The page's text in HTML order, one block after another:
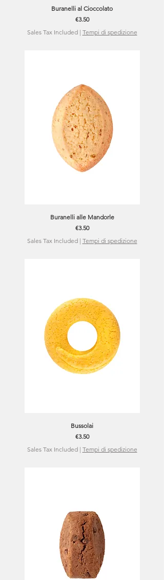
Buranelli al Cioccolato
Price
€3.50
Sales Tax Included| Tempi di spedizione
Buranelli alle Mandorle
Price
€3.50
Sales Tax Included| Tempi di spedizione
Bussolai
Price
€3.50
Sales Tax Included| Tempi di spedizione